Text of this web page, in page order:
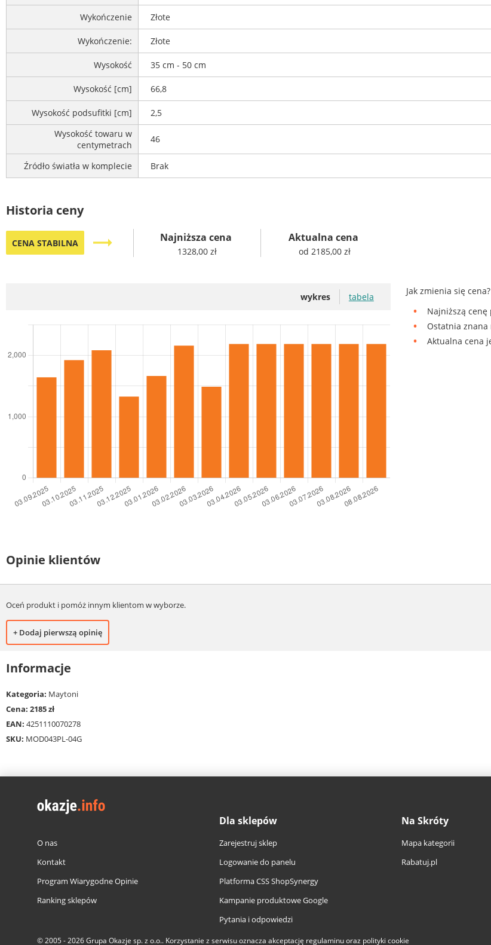
Wykończenie Złote
Wykończenie: Złote
Wysokość 35 cm - 50 cm
Wysokość [cm] 66,8
Wysokość podsufitki [cm]
2,5
Wysokość towaru w
centymetrach
46
Źródło światła w komplecie Brak
Historia ceny
CENA STABILNA trending_flat Najniższa cena
1328,00 zł
Aktualna cena
od 2185,00 zł
wykres tabela
Jak zmienia się cena?
Najniższą
Ostatnia znana
Aktualna cena
Opinie klientów
Oceń produkt i pomóż innym klientom w wyborze.
+ Dodaj pierwszą opinię
Informacje
Kategoria: Maytoni
Cena: 2185 zł
EAN: 4251110070278
SKU: MOD043PL-04G
O nas
Kontakt
Program Wiarygodne Opinie
Ranking sklepów
Dla sklepów
Zarejestruj sklep
Logowanie do panelu
Platforma CSS ShopSynergy
Kampanie produktowe Google
Pytania i odpowiedzi
Na Skróty
Mapa kategorii
Rabatuj.pl
© 2005 - 2026Grupa Okazje sp. z o.o.. Korzystanie z serwisu oznacza akceptację regulaminuoraz polityki cookie